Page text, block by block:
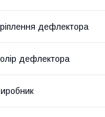
дефлектора
дефлектора